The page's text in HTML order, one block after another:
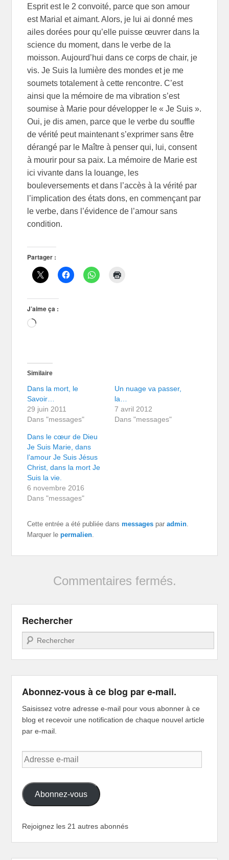
Esprit est le 2 convoité, parce que son amour
est Marial et aimant. Alors, je lui ai donné mes
ailes dorées pour qu’elle puisse œuvrer dans la
science du moment, dans le verbe de la
moisson. Aujourd’hui dans ce corps de chair, je
vis. Je Suis la lumière des mondes et je me
soumets totalement à cette rencontre. C’est
ainsi que la mémoire de ma vibration s’est
soumise à Marie pour développer le « Je Suis ».
Oui, je dis amen, parce que le verbe du souffle
de vérité peut maintenant s’exprimer sans être
dérangé par le Maître à penser qui, lui, consent
à mourir pour sa paix. La mémoire de Marie est
ici vivante dans la louange, les
bouleversements et dans l’accès à la vérité par
l’implication des états dons, en commençant par
le verbe, dans l’évidence de l’amour sans
condition.
Partager :
J’aime ça :
Chargement…
Similaire
Dans la mort, le
Savoir…
29 juin 2011
Dans "messages"
Un nuage va passer,
la…
7 avril 2012
Dans "messages"
Dans le cœur de Dieu
Je Suis Marie, dans
l’amour Je Suis Jésus
Christ, dans la mort Je
Suis la vie.
6 novembre 2016
Dans "messages"
Cette entrée a été publiée dansmessages paradmin.
Marquer lepermalien.
Commentaires fermés.
Rechercher
Recherche
Abonnez-vous à ce blog par e-mail.
Saisissez votre adresse e-mail pour vous abonner à ce
blog et recevoir une notification de chaque nouvel article
par e-mail.
Adresse
e-
Abonnez-vous
Rejoignez les 21 autres abonnés